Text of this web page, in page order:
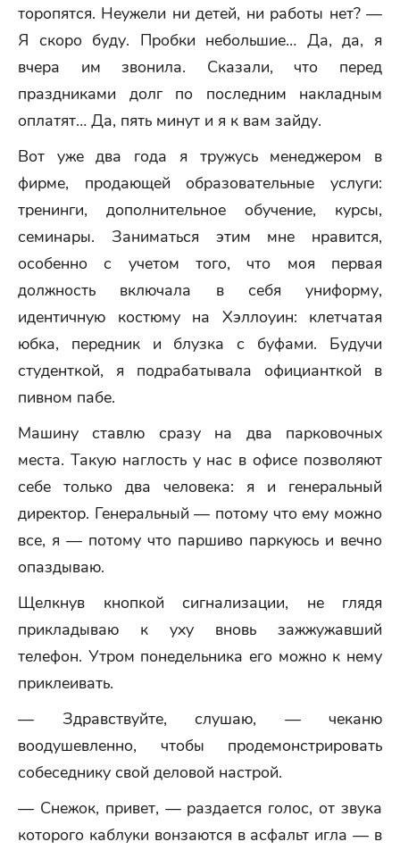
торопятся. Неужели ни детей, ни работы нет? —
Я скоро буду. Пробки небольшие… Да, да, я
вчера им звонила. Сказали, что перед
праздниками долг по последним накладным
оплатят… Да, пять минут и я к вам зайду.
Вот уже два года я тружусь менеджером в
фирме, продающей образовательные услуги:
тренинги, дополнительное обучение, курсы,
семинары. Заниматься этим мне нравится,
особенно с учетом того, что моя первая
должность включала в себя униформу,
идентичную костюму на Хэллоуин: клетчатая
юбка, передник и блузка с буфами. Будучи
студенткой, я подрабатывала официанткой в
пивном пабе.
Машину ставлю сразу на два парковочных
места. Такую наглость у нас в офисе позволяют
себе только два человека: я и генеральный
директор. Генеральный — потому что ему можно
все, я — потому что паршиво паркуюсь и вечно
опаздываю.
Щелкнув кнопкой сигнализации, не глядя
прикладываю к уху вновь зажжужавший
телефон. Утром понедельника его можно к нему
приклеивать.
— Здравствуйте, слушаю, — чеканю
воодушевленно, чтобы продемонстрировать
собеседнику свой деловой настрой.
— Снежок, привет, — раздается голос, от звука
которого каблуки вонзаются в асфальт игла — в